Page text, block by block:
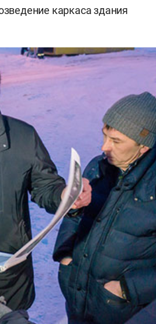
каркаса здания